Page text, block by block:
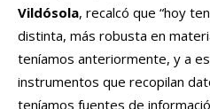
Vildósola, recalcó que “hoy
distinta, más robusta en
teníamos anteriormente, y a
instrumentos que recopilan
teníamos fuentes de